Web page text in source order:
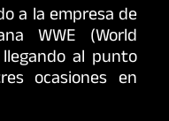
a la empresa de
WWE (World
al punto
ocasiones en